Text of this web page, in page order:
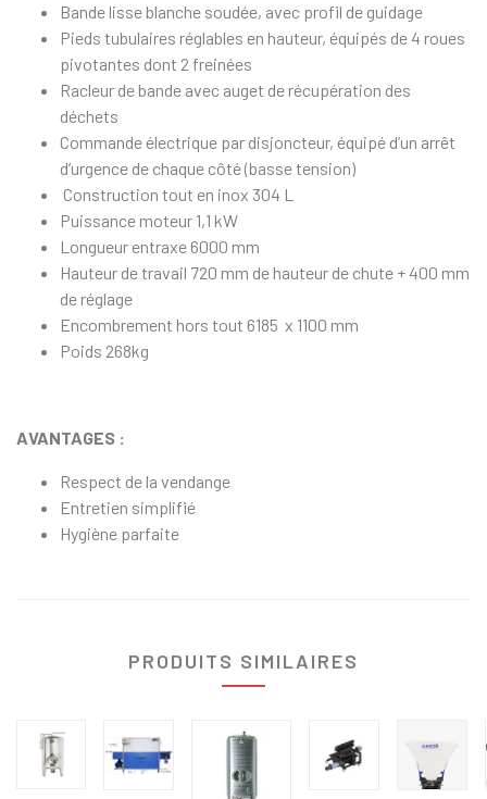
Bande lisse blanche soudée, avec profil de guidage
Pieds tubulaires réglables en hauteur, équipés de 4 roues
pivotantes dont 2 freinées
Racleur de bande avec auget de récupération des
déchets
Commande électrique par disjoncteur, équipé d’un ar­rêt
d’urgence de chaque côté(basse tension)
Construction tout en inox 304 L
Puissance moteur 1,1 kW
Longueur entraxe 6000 mm
Hauteur de travail 720 mm de hauteur de chute + 400 mm
de réglage
Encombrement hors tout 6185 x 1100 mm
Poids 268kg
AVANTAGES :
Respect de la vendange
Entretien simplifié
Hygiène parfaite
PRODUITS SIMILAIRES